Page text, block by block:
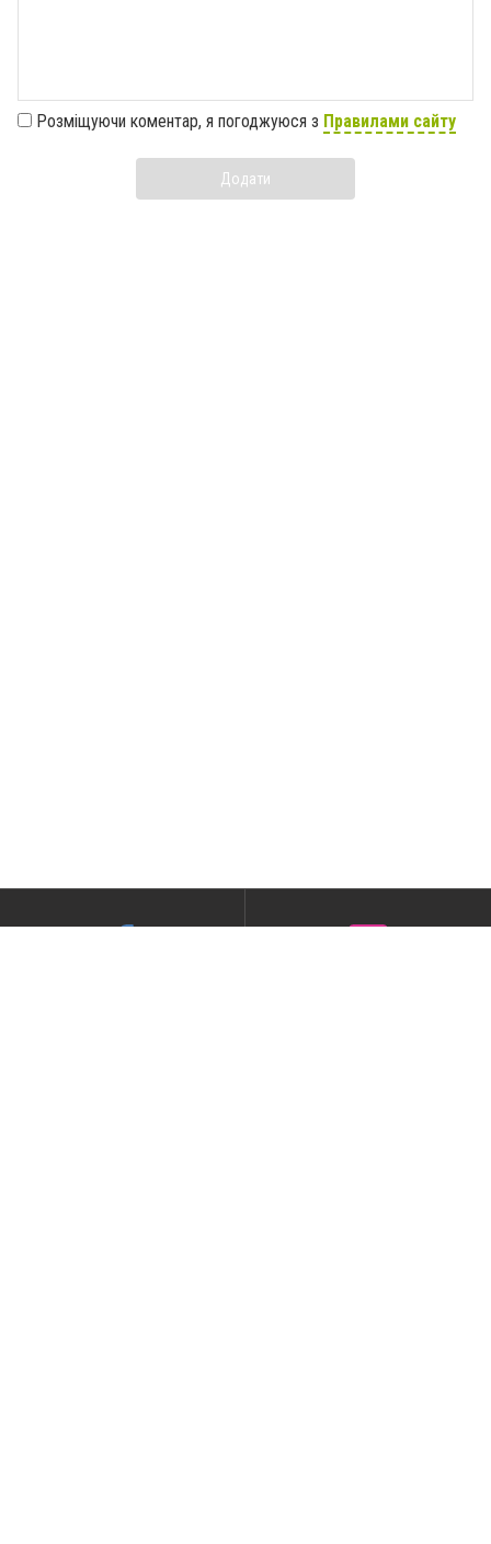
Розміщуючи коментар, я погоджуюся з Правилами сайту
Додати